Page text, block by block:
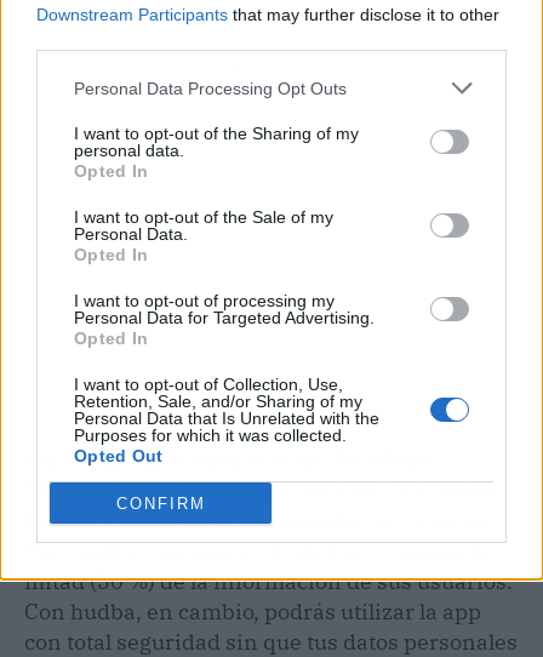
Downstream Participants that may further disclose it to other
Personal Data Processing Opt Outs
I want to opt-out of the Sharing of my
personal data.
Opted In
I want to opt-out of the Sale of my
Personal Data.
Opted In
I want to opt-out of processing my
Personal Data for Targeted Advertising.
Opted In
I want to opt-out of Collection, Use,
Retention, Sale, and/or Sharing of my
Personal Data that Is Unrelated with the
Purposes for which it was collected.
Opted Out
CONFIRM
Conocidas aplicaciones como FaceBook,
WahtsApp, Instagram, TikTok o incluso Netflix o
Disney + comparten los datos de sus usuarios.
Pero incluso LinkedIn y Uber Eats, venden la
mitad (50 %) de la información de sus usuarios.
Con hudba, en cambio, podrás utilizar la app
con total seguridad sin que tus datos personales